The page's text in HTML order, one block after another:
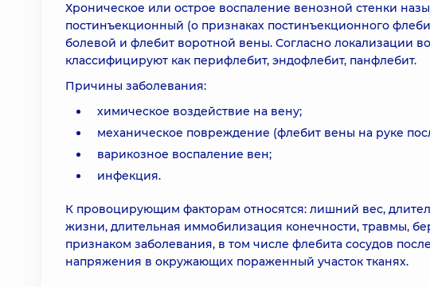
Хроническое или острое воспаление венозной стенки
постинъекционный (о признаках постинъекционного
болевой и флебит воротной вены. Согласно локализации
классифицируют как перифлебит, эндофлебит, панфлебит.
Причины заболевания:
химическое воздействие на вену;
механическое повреждение (флебит вены на руке
варикозное воспаление вен;
инфекция.
К провоцирующим факторам относятся: лишний вес,
жизни, длительная иммобилизация конечности, травмы,
признаком заболевания, в том числе флебита сосудов
напряжения в окружающих пораженный участок тканях.